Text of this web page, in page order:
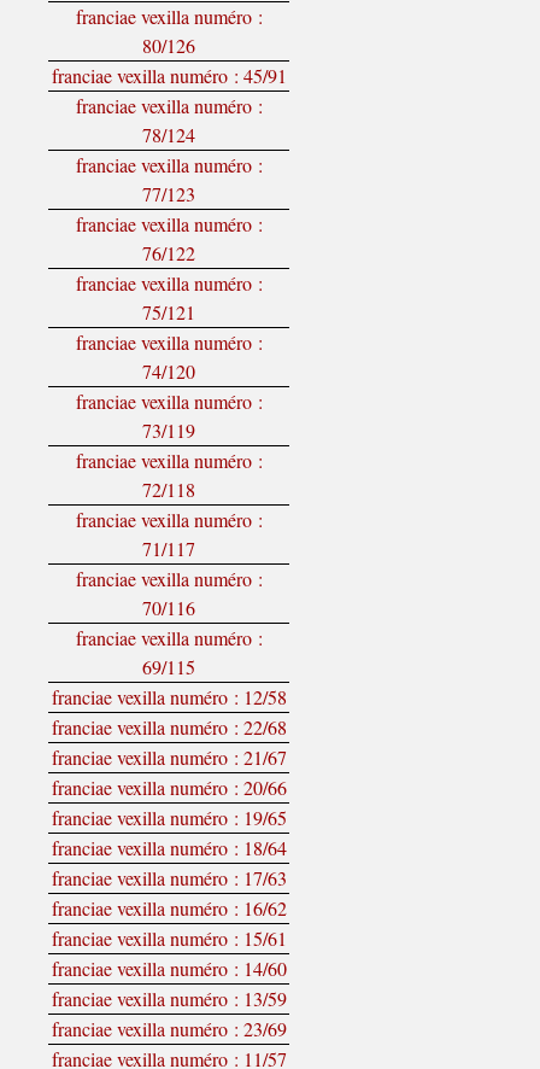
franciae vexilla numéro :
80/126
franciae vexilla numéro : 45/91
franciae vexilla numéro :
78/124
franciae vexilla numéro :
77/123
franciae vexilla numéro :
76/122
franciae vexilla numéro :
75/121
franciae vexilla numéro :
74/120
franciae vexilla numéro :
73/119
franciae vexilla numéro :
72/118
franciae vexilla numéro :
71/117
franciae vexilla numéro :
70/116
franciae vexilla numéro :
69/115
franciae vexilla numéro : 12/58
franciae vexilla numéro : 22/68
franciae vexilla numéro : 21/67
franciae vexilla numéro : 20/66
franciae vexilla numéro : 19/65
franciae vexilla numéro : 18/64
franciae vexilla numéro : 17/63
franciae vexilla numéro : 16/62
franciae vexilla numéro : 15/61
franciae vexilla numéro : 14/60
franciae vexilla numéro : 13/59
franciae vexilla numéro : 23/69
franciae vexilla numéro : 11/57